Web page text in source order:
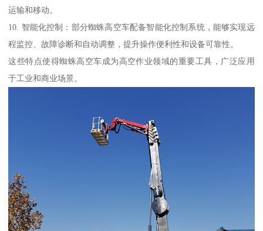
运输和移动。
10. 智能化控制：部分蜘蛛高空车配备智能化控制系统，能够实现远
程监控、故障诊断和自动调整，提升操作便利性和设备可靠性。
这些特点使得蜘蛛高空车成为高空作业领域的重要工具，广泛应用
于工业和商业场景。